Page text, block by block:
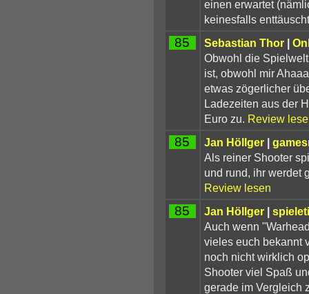
einen erwartet
keinesfalls
85 Sebastian Thor|
Obwohl die
ist, obwohl mir
etwas zögerlicher
Ladezeiten aus der
Euro zu. Review
85 Jan Höllger|
Als reiner Shooter
und rund, ihr werdet
Review lesen
85 Jan Höllger|
Auch wenn
vieles euch bekannt
noch nicht wirklich
Shooter viel Spaß
gerade im Vergleich